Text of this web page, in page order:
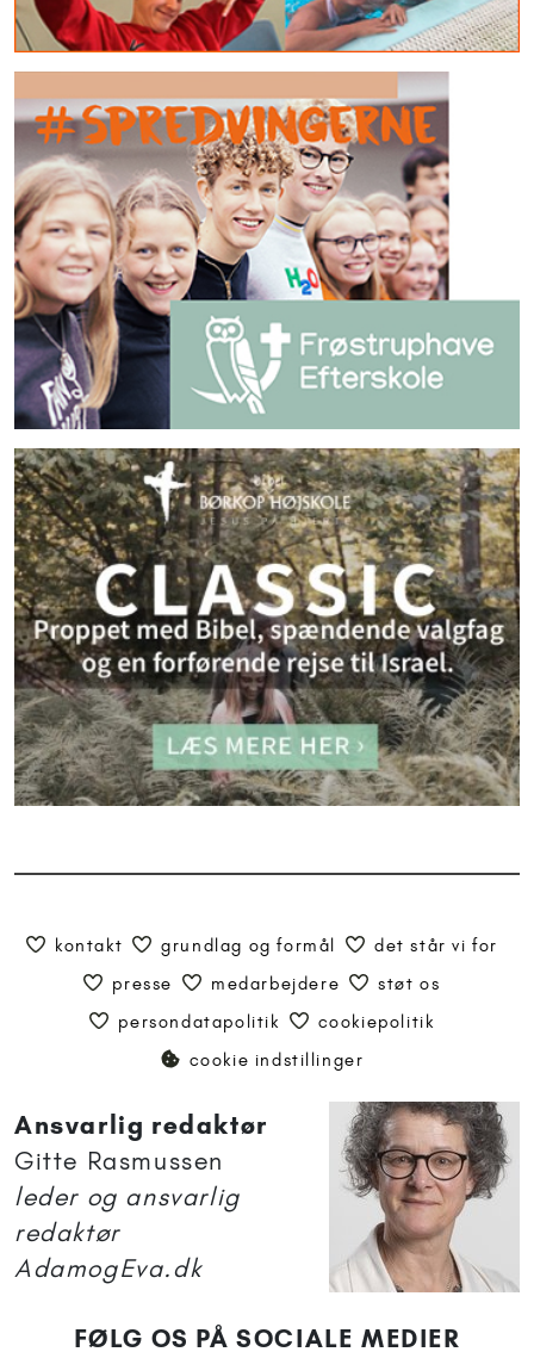
kontakt grundlag og formål
det står vi for
presse
medarbejdere
støt os
persondatapolitik
cookiepolitik
cookie indstillinger
Ansvarlig redaktør
Gitte Rasmussen
leder og ansvarlig
redaktør
AdamogEva.dk
FØLG OS PÅ SOCIALE MEDIER